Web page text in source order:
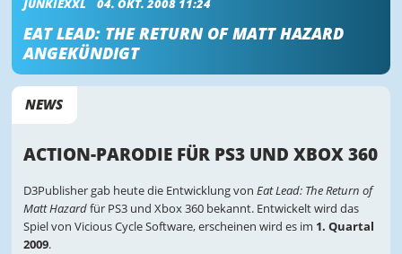
EAT LEAD: THE RETURN OF MATT HAZARD
ANGEKÜNDIGT
NEWS
ACTION-PARODIE FÜR PS3 UND XBOX 360
D3Publisher gab heute die Entwicklung von Eat Lead: The Return of
Matt Hazardfür PS3 und Xbox 360 bekannt. Entwickelt wird das
Spiel von Vicious Cycle Software, erscheinen wird es im 1. Quartal
2009.